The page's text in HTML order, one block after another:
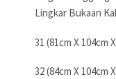
Lingkar Bukaan
31 (81cm X 104cm
32 (84cm X 104cm